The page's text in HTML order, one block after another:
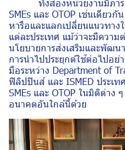
ทั้งสองหน่วยงานมีภารกิ
SMEs และ OTOP เช่นเดียว
หารือและแลกเปลี่ยนแนวทา
แต่ละประเทศ แม้ว่าจะมีควา
นโยบายการส่งเสริมและพัฒ
การนำไปประยุกต์ใช้ต่อไปอ
มือระหว่าง Department of
ฟิลิปปินส์ และ ISMED ประเ
SMEs และ OTOP ในมิติต่าง
อนาคตอันใกล้นี้ด้วย